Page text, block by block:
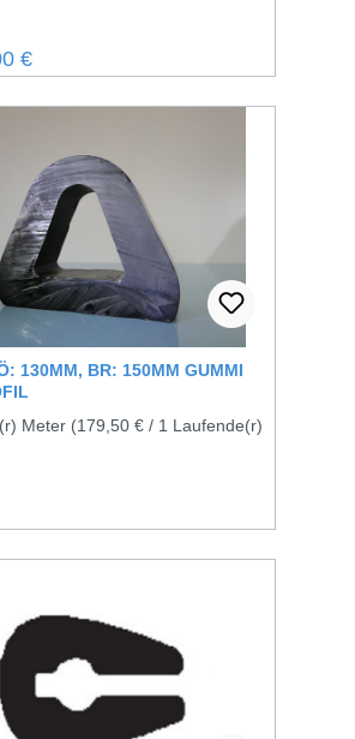
€
130MM, BR: 150MM GUMMI
Meter (179,50 € / 1 Laufende(r)